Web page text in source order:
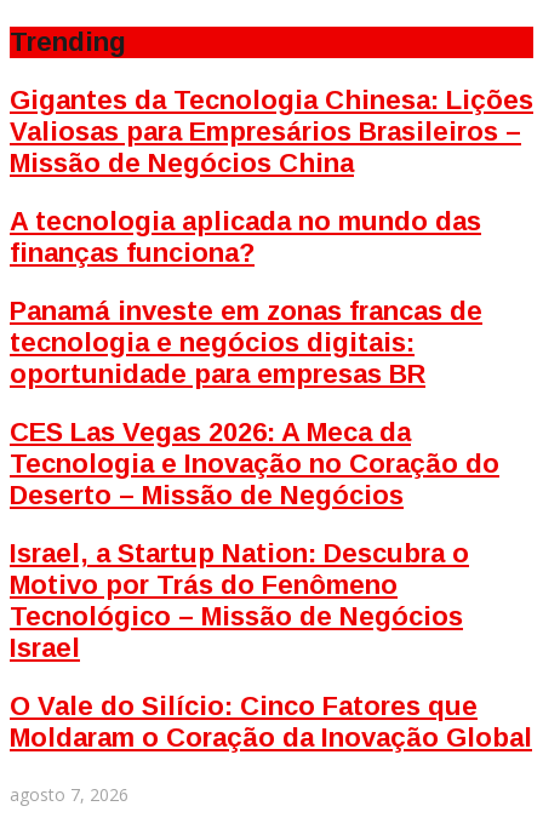
Trending
Gigantes da Tecnologia Chinesa: Lições
Valiosas para Empresários Brasileiros –
Missão de Negócios China
A tecnologia aplicada no mundo das
finanças funciona?
Panamá investe em zonas francas de
tecnologia e negócios digitais:
oportunidade para empresas BR
CES Las Vegas 2026: A Meca da
Tecnologia e Inovação no Coração do
Deserto – Missão de Negócios
Israel, a Startup Nation: Descubra o
Motivo por Trás do Fenômeno
Tecnológico – Missão de Negócios
Israel
O Vale do Silício: Cinco Fatores que
Moldaram o Coração da Inovação Global
agosto 7, 2026